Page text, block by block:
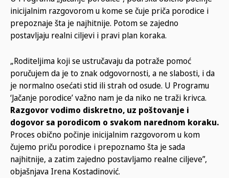
inicijalnim razgovorom u kome se čuje priča porodice i
prepoznaje šta je najhitnije. Potom se zajedno
postavljaju realni ciljevi i pravi plan koraka.
„Roditeljima koji se ustručavaju da potraže pomoć
poručujem da je to znak odgovornosti, a ne slabosti, i da
je normalno osećati stid ili strah od osude. U Programu
‘Jačanje porodice’ važno nam je da niko ne traži krivca.
Razgovor vodimo diskretno, uz poštovanje i
dogovor sa porodicom o svakom narednom koraku.
Proces obično počinje inicijalnim razgovorom u kom
čujemo priču porodice i prepoznamo šta je sada
najhitnije, a zatim zajedno postavljamo realne ciljeve”,
objašnjava Irena Kostadinović.